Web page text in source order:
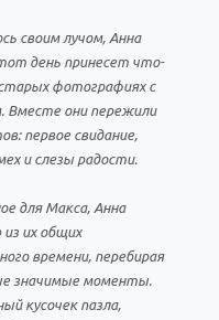
своим лучом, Анна
день принесет что-
фотографиях с
Вместе они пережили
первое свидание,
и слезы радости.
для Макса, Анна
их общих
времени, перебирая
значимые моменты.
кусочек пазла,